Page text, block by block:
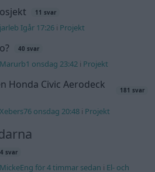
11 svar
jarleb Igår 17:26 i Projekt
40 svar
Marurb1 onsdag 23:42 i Projekt
Honda Civic Aerodeck
181 svar
Xebers76 onsdag 20:48 i Projekt
4 svar
MickeEng för 4 timmar sedan i El- och